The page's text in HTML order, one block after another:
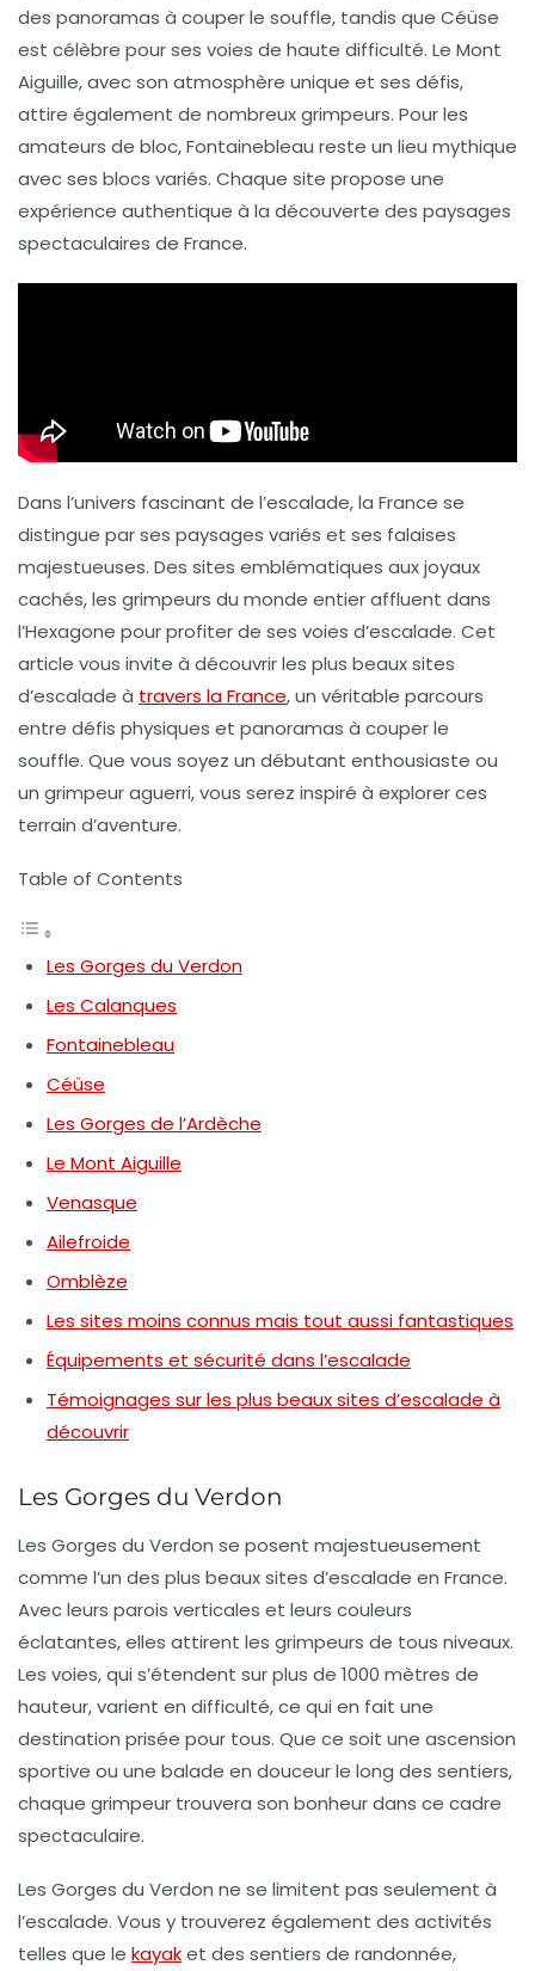
des panoramas à couper le souffle, tandis que Céüse
est célèbre pour ses voies de haute difficulté. Le Mont
Aiguille, avec son atmosphère unique et ses défis,
attire également de nombreux grimpeurs. Pour les
amateurs de bloc,Fontainebleau reste un lieu mythique
avec ses blocs variés. Chaque site propose une
expérience authentique à la découverte des paysages
spectaculaires de France.
Dans l’univers fascinant de l’escalade, la France se
distingue par ses paysages variés et ses falaises
majestueuses. Des sites emblématiques aux joyaux
cachés, les grimpeurs du monde entier affluent dans
l’Hexagone pour profiter de ses voies d’escalade. Cet
article vous invite à découvrir les plus beaux sites
d’escalade à travers la France, un véritable parcours
entre défis physiques et panoramas à couper le
souffle. Que vous soyez un débutant enthousiaste ou
un grimpeur aguerri, vous serez inspiré à explorer ces
terrain d’aventure.
Table of Contents
Les Gorges du Verdon
Les Calanques
Fontainebleau
Céüse
Les Gorges de l’Ardèche
Le Mont Aiguille
Venasque
Ailefroide
Omblèze
Les sites moins connus mais tout aussi fantastiques
Équipements et sécurité dans l’escalade
Témoignages sur les plus beaux sites d’escalade à
découvrir
Les Gorges du Verdon
Les Gorges du Verdon se posent majestueusement
comme l’un des plus beaux sites d’escalade en France.
Avec leurs parois verticales et leurs couleurs
éclatantes, elles attirent les grimpeurs de tous niveaux.
Les voies, qui s’étendent sur plus de 1000 mètres de
hauteur, varient en difficulté, ce qui en fait une
destination prisée pour tous. Que ce soit une ascension
sportive ou une balade en douceur le long des sentiers,
chaque grimpeur trouvera son bonheur dans ce cadre
spectaculaire.
Les Gorges du Verdon ne se limitent pas seulement à
l’escalade. Vous y trouverez également des activités
telles que le kayaket des sentiers de randonnée,